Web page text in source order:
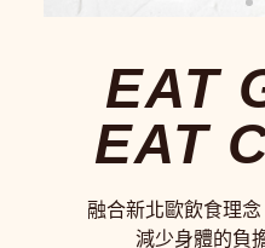
EAT
EAT
融合新北歐飲食理
減少身體的負